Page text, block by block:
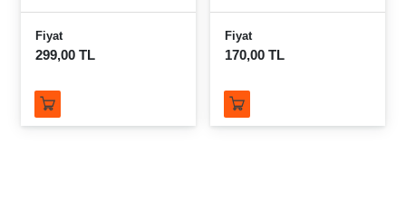
Fiyat
299,00 TL
Fiyat
170,00 TL